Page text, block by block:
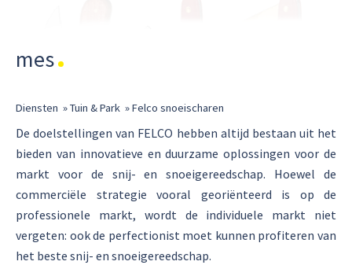
mes
Diensten »Tuin & Park »Felco snoeischaren
De doelstellingen van FELCO hebben altijd bestaan uit het
bieden van innovatieve en duurzame oplossingen voor de
markt voor de snij- en snoeigereedschap. Hoewel de
commerciële strategie vooral georiënteerd is op de
professionele markt, wordt de individuele markt niet
vergeten: ook de perfectionist moet kunnen profiteren van
het beste snij- en snoeigereedschap.